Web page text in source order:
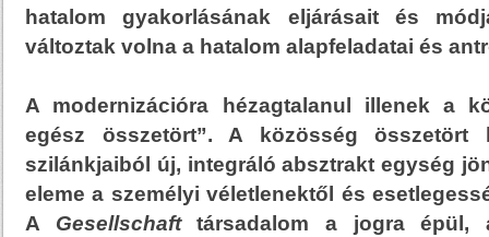
hatalom gyakorlásának eljárásait és
változtak volna a hatalom alapfeladatai és
A modernizációra hézagtalanul illenek a
egész összetört”. A közösség összetört
szilánkjaiból új, integráló absztrakt egység
eleme a személyi véletlenektől és
A Gesellschafttársadalom a jogra épül,